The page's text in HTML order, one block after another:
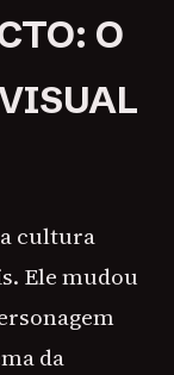
O
cultura
Ele mudou
da